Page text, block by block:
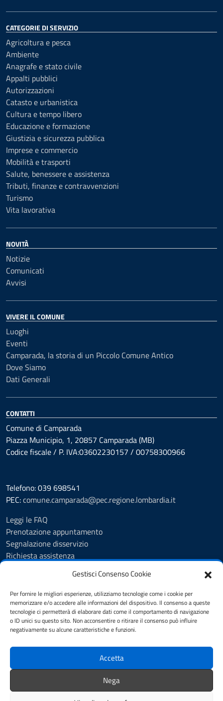
Gestisci Consenso Cookie
Per fornire le migliori esperienze, utilizziamo tecnologie come i cookie per
memorizzare e/o accedere alle informazioni del dispositivo. Il consenso a queste
tecnologie ci permetterà di elaborare dati come il comportamento di navigazione
o ID unici su questo sito. Non acconsentire o ritirare il consenso può influire
negativamente su alcune caratteristiche e funzioni.
Accetta
Nega
CATEGORIE DI SERVIZIO
Agricoltura e pesca
Ambiente
Anagrafe e stato civile
Appalti pubblici
Autorizzazioni
Catasto e urbanistica
Cultura e tempo libero
Educazione e formazione
Giustizia e sicurezza pubblica
Imprese e commercio
Mobilità e trasporti
Salute, benessere e assistenza
Tributi, finanze e contravvenzioni
Turismo
Vita lavorativa
NOVITÀ
Notizie
Comunicati
Avvisi
VIVERE IL COMUNE
Luoghi
Eventi
Camparada, la storia di un Piccolo Comune Antico
Dove Siamo
Dati Generali
CONTATTI
Comune di Camparada
Piazza Municipio, 1, 20857 Camparada (MB)
Codice fiscale / P. IVA:03602230157 / 00758300966
Telefono: 039 698541
PEC:comune.camparada@pec.regione.lombardia.it
Leggi le FAQ
Prenotazione appuntamento
Segnalazione disservizio
Richiesta assistenza
Amministrazione trasparente
Albo Pretorio
Informativa privacy
Note legali
Dichiarazione di accessibilità
SEGUICI SU
Instagram